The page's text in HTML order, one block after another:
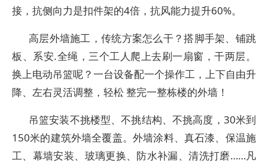
接，抗侧向力是扣件架的4倍，抗风能力提升60%。
高层外墙施工，传统方案怎么干？搭脚手架、铺跳
板、系安.全绳，三个工人爬上去刷一扇窗，干两层。
换上电动吊篮呢？一台设备配一个操作工，上下自由升
降、左右灵活调整，轻松 整完一整栋楼的外墙！
吊篮安装不挑楼型、不挑结构、不挑高度，30米到
150米的建筑外墙全覆盖。外墙涂料、真石漆、保温施
工、幕墙安装、玻璃更换、防水补漏、清洗打磨……凡